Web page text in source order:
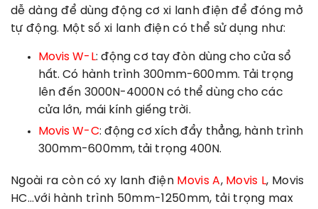
dễ dàng để dùng động cơ xi lanh điện để đóng mở
tự động. Một số xi lanh điện có thể sử dụng như:
Movis W-L: động cơ tay đòn dùng cho cửa sổ
hất. Có hành trình 300mm-600mm. Tải trọng
lên đến 3000N-4000N có thể dùng cho các
cửa lớn, mái kính giếng trời.
Movis W-C: động cơ xích đẩy thẳng, hành trình
300mm-600mm, tải trọng 400N.
Ngoài ra còn có xy lanh điện Movis A, Movis L, Movis
HC…với hành trình 50mm-1250mm, tải trọng max